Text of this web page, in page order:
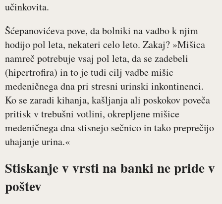
učinkovita.
Šćepanovićeva pove, da bolniki na vadbo k njim
hodijo pol leta, nekateri celo leto. Zakaj? »Mišica
namreč potrebuje vsaj pol leta, da se zadebeli
(hipertrofira) in to je tudi cilj vadbe mišic
medeničnega dna pri stresni urinski inkontinenci.
Ko se zaradi kihanja, kašljanja ali poskokov poveča
pritisk v trebušni votlini, okrepljene mišice
medeničnega dna stisnejo sečnico in tako preprečijo
uhajanje urina.«
Stiskanje v vrsti na banki ne pride v
poštev